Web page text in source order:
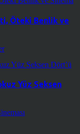
Öteki Benlik ve
Yüz Seksen